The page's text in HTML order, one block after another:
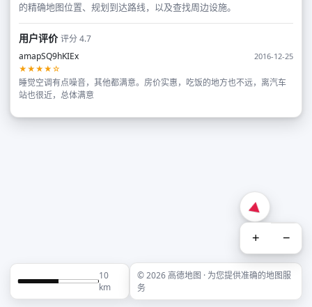
的精确地图位置、规划到达路线，以及查找周边设施。
用户评价评分 4.7
amapSQ9hKIEx
2016-12-25
★★★★☆
睡觉空调有点噪音，其他都满意。房价实惠，吃饭的地方也不远，离汽车
站也很近，总体满意
+ −
10
km
© 2026 高德地图 · 为您提供准确的地图服
务